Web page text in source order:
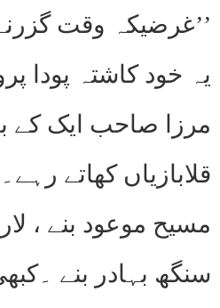
’’غرضیکہ وقت
یہ خود کاشتہ پودا
مرزا صاحب ایک کے
قلابازیاں کھاتے
مسیح موعود بنے ،
سنگھ بہادر بنے